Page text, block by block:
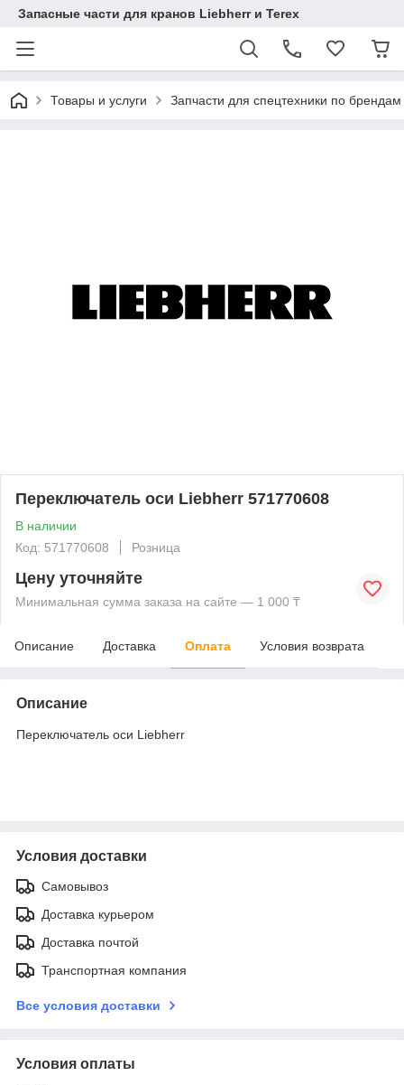
Запасные части для кранов Liebherr и Terex
Товары и услуги Запчасти для спецтехники по брендам
Переключатель оси Liebherr 571770608
В наличии
Код: 571770608
Розница
Цену уточняйте
Минимальная сумма заказа на сайте — 1 000 ₸
Описание Доставка Оплата Условия возврата
Описание
Переключатель оси Liebherr
Условия доставки
Самовывоз
Доставка курьером
Доставка почтой
Транспортная компания
Все условия доставки
Условия оплаты